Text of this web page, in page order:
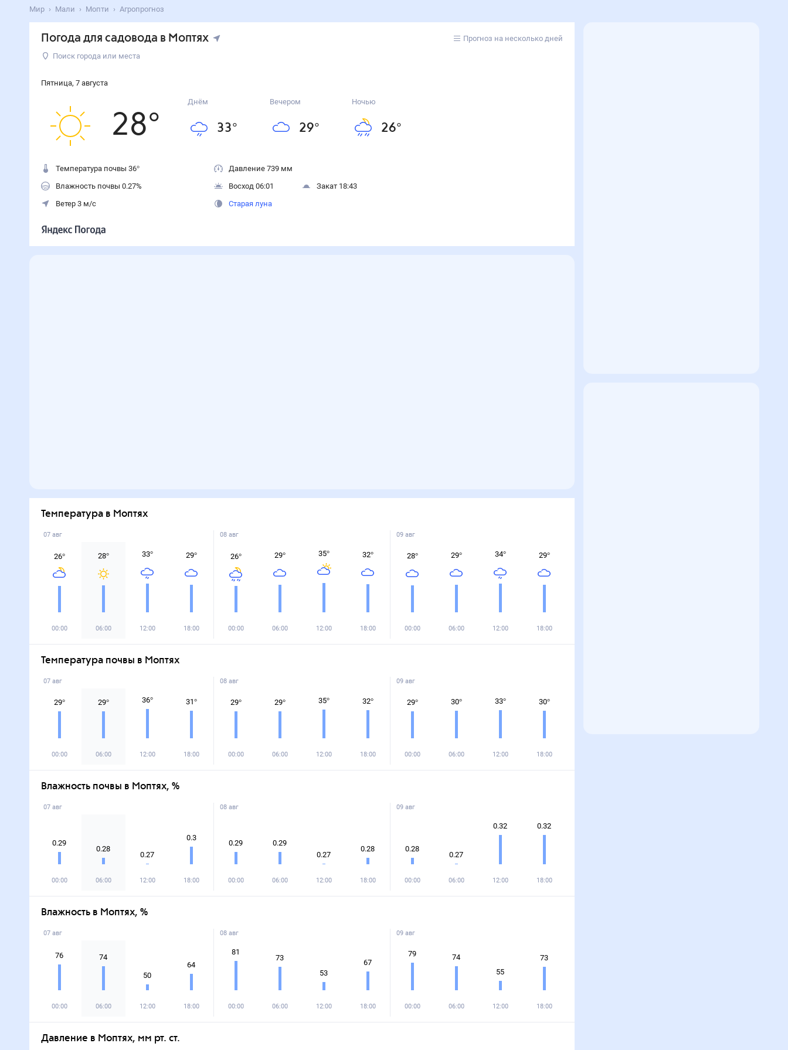
Мир Мали Мопти Агропрогноз
Погода для садовода в Моптях
Прогноз на несколько дней
Поиск города или места
Пятница, 7 августа
28°
Днём
33°
Вечером
29°
Ночью
26°
Температура почвы 36°
Влажность почвы 0.27%
Ветер 3 м/с
Давление 739 мм
Восход 06:01
Закат 18:43
Старая луна
Температура в Моптях
07 авг
26°
00:00
28°
06:00
33°
12:00
29°
18:00
08 авг
26°
00:00
29°
06:00
35°
12:00
32°
18:00
09 авг
28°
00:00
29°
06:00
34°
12:00
29°
18:00
Температура почвы в Моптях
07 авг
29°
00:00
29°
06:00
36°
12:00
31°
18:00
08 авг
29°
00:00
29°
06:00
35°
12:00
32°
18:00
09 авг
29°
00:00
30°
06:00
33°
12:00
30°
18:00
Влажность почвы в Моптях, %
07 авг
0.29
00:00
0.28
06:00
0.27
12:00
0.3
18:00
08 авг
0.29
00:00
0.29
06:00
0.27
12:00
0.28
18:00
09 авг
0.28
00:00
0.27
06:00
0.32
12:00
0.32
18:00
Влажность в Моптях, %
07 авг
76
00:00
74
06:00
50
12:00
64
18:00
08 авг
81
00:00
73
06:00
53
12:00
67
18:00
09 авг
79
00:00
74
06:00
55
12:00
73
18:00
Давление в Моптях, мм рт. ст.